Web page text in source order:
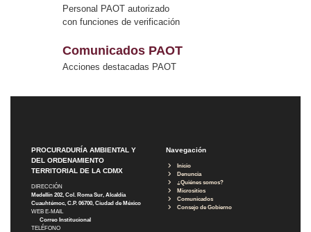
Personal PAOT autorizado
con funciones de verificación
Comunicados PAOT
Acciones destacadas PAOT
PROCURADURÍA AMBIENTAL Y
DEL ORDENAMIENTO
TERRITORIAL DE LA CDMX
DIRECCIÓN
Medellín 202, Col. Roma Sur, Alcaldía
Cuauhtémoc, C.P. 06700, Ciudad de México
WEB E-MAIL
Correo Institucional
TELÉFONO
Navegación
Inicio
Denuncia
¿Quiénes somos?
Micrositios
Comunicados
Consejo de Gobierno